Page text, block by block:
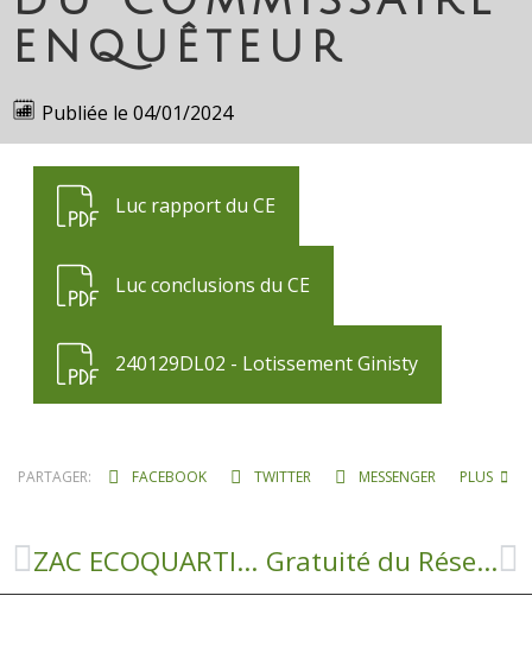
enquêteur
Publiée le 04/01/2024
Luc rapport du CE
Luc conclusions du CE
240129DL02 - Lotissement Ginisty
PARTAGER: FACEBOOK TWITTER MESSENGER PLUS
ZAC ECOQUARTIER BES GRAND Approbation du PROGRAMME DES EQUIPEMENTS PUBLICS (art. R.311-8) Gratuité du Réseau Agglobus au 02.01.25